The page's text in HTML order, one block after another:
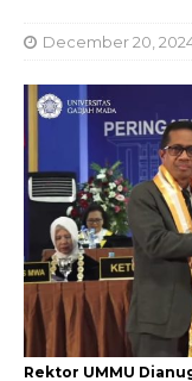
December 20,
Rektor UMMU